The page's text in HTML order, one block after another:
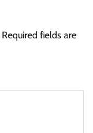
Required fields are